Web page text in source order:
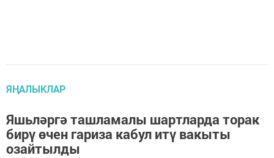
ЯҢАЛЫКЛАР
Яшьләргә ташламалы шартларда торак
бирү өчен гариза кабул итү вакыты
озайтылды